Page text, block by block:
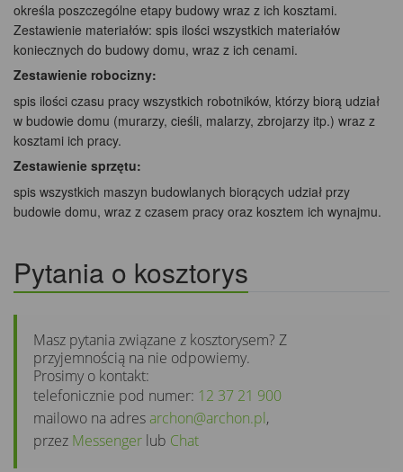
określa poszczególne etapy budowy wraz z ich kosztami.
Zestawienie materiałów: spis ilości wszystkich materiałów
koniecznych do budowy domu, wraz z ich cenami.
Zestawienie robocizny:
spis ilości czasu pracy wszystkich robotników, którzy biorą udział
w budowie domu (murarzy, cieśli, malarzy, zbrojarzy itp.) wraz z
kosztami ich pracy.
Zestawienie sprzętu:
spis wszystkich maszyn budowlanych biorących udział przy
budowie domu, wraz z czasem pracy oraz kosztem ich wynajmu.
Pytania o kosztorys
Masz pytania związane z kosztorysem? Z
przyjemnością na nie odpowiemy.
Prosimy o kontakt:
telefonicznie pod numer: 12 37 21 900
mailowo na adresarchon@archon.pl,
przez Messenger lub Chat